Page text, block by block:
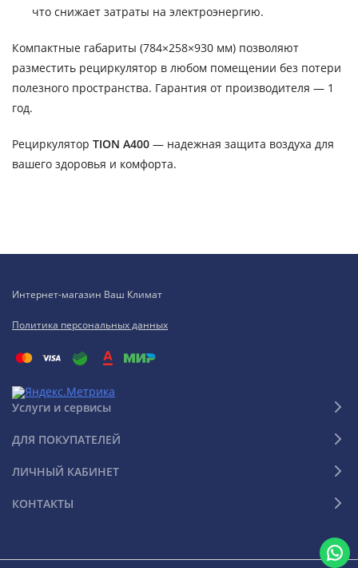
что снижает затраты на электроэнергию.
Компактные габариты (784×258×930 мм) позволяют
разместить рециркулятор в любом помещении без потери
полезного пространства. Гарантия от производителя — 1
год.
Рециркулятор TION A400 — надежная защита воздуха для
вашего здоровья и комфорта.
Интернет-магазин Ваш Климат
Политика персональных данных
Услуги и сервисы
ДЛЯ ПОКУПАТЕЛЕЙ
ЛИЧНЫЙ КАБИНЕТ
КОНТАКТЫ